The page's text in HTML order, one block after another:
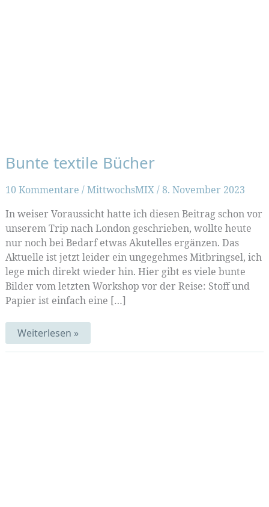
Bunte textile Bücher
10 Kommentare /MittwochsMIX/8. November 2023
In weiser Voraussicht hatte ich diesen Beitrag schon vor
unserem Trip nach London geschrieben, wollte heute
nur noch bei Bedarf etwas Akutelles ergänzen. Das
Aktuelle ist jetzt leider ein ungegehmes Mitbringsel, ich
lege mich direkt wieder hin. Hier gibt es viele bunte
Bilder vom letzten Workshop vor der Reise: Stoff und
Papier ist einfach eine […]
Bunte
textile
Bücher
Weiterlesen »